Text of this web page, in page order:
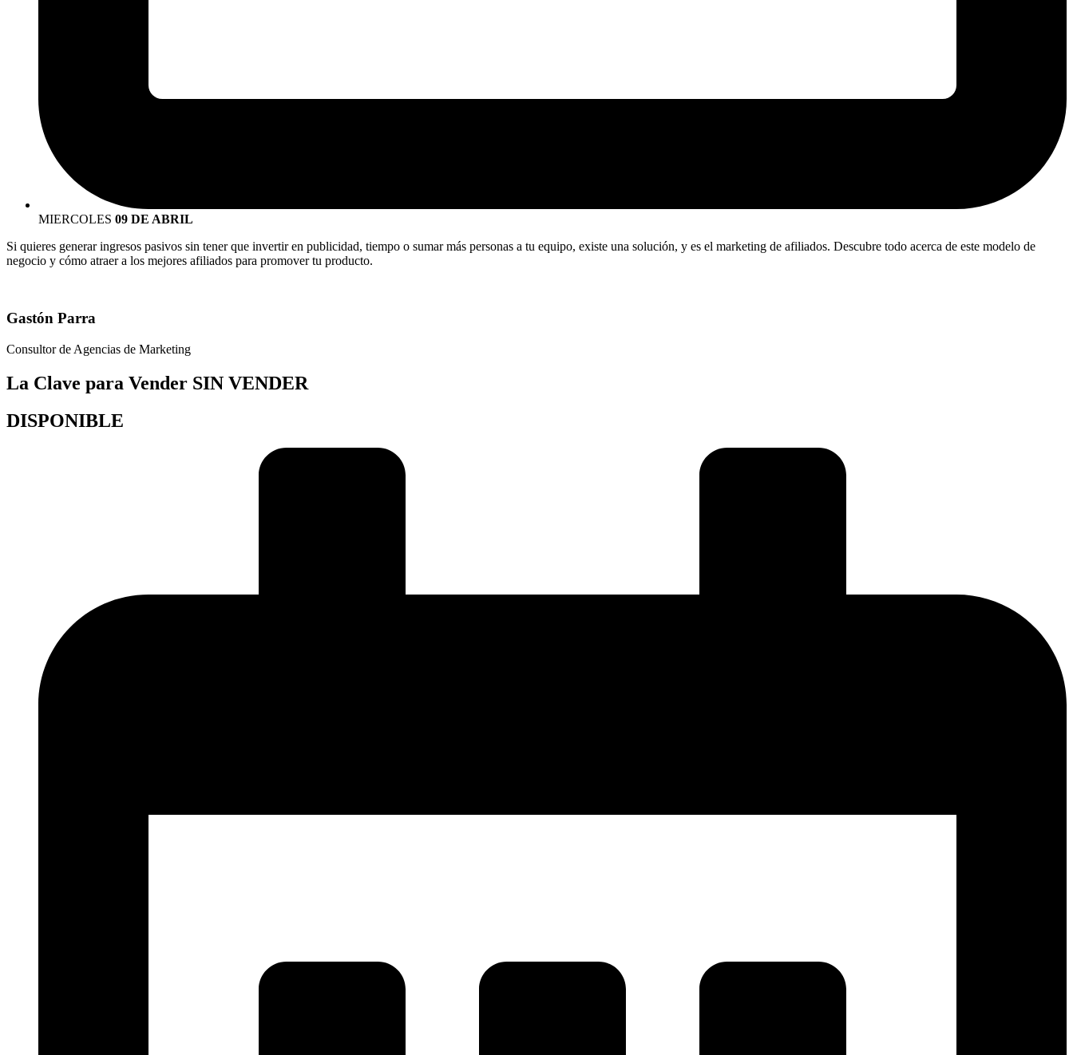
MIERCOLES 09 DE ABRIL
Si quieres generar ingresos pasivos sin tener que invertir en publicidad, tiempo o sumar más personas a tu equipo, existe una solución, y es el marketing de afiliados. Descubre todo acerca de este modelo de
negocio y cómo atraer a los mejores afiliados para promover tu producto.
Gastón Parra
Consultor de Agencias de Marketing
La Clave para Vender SIN VENDER
DISPONIBLE